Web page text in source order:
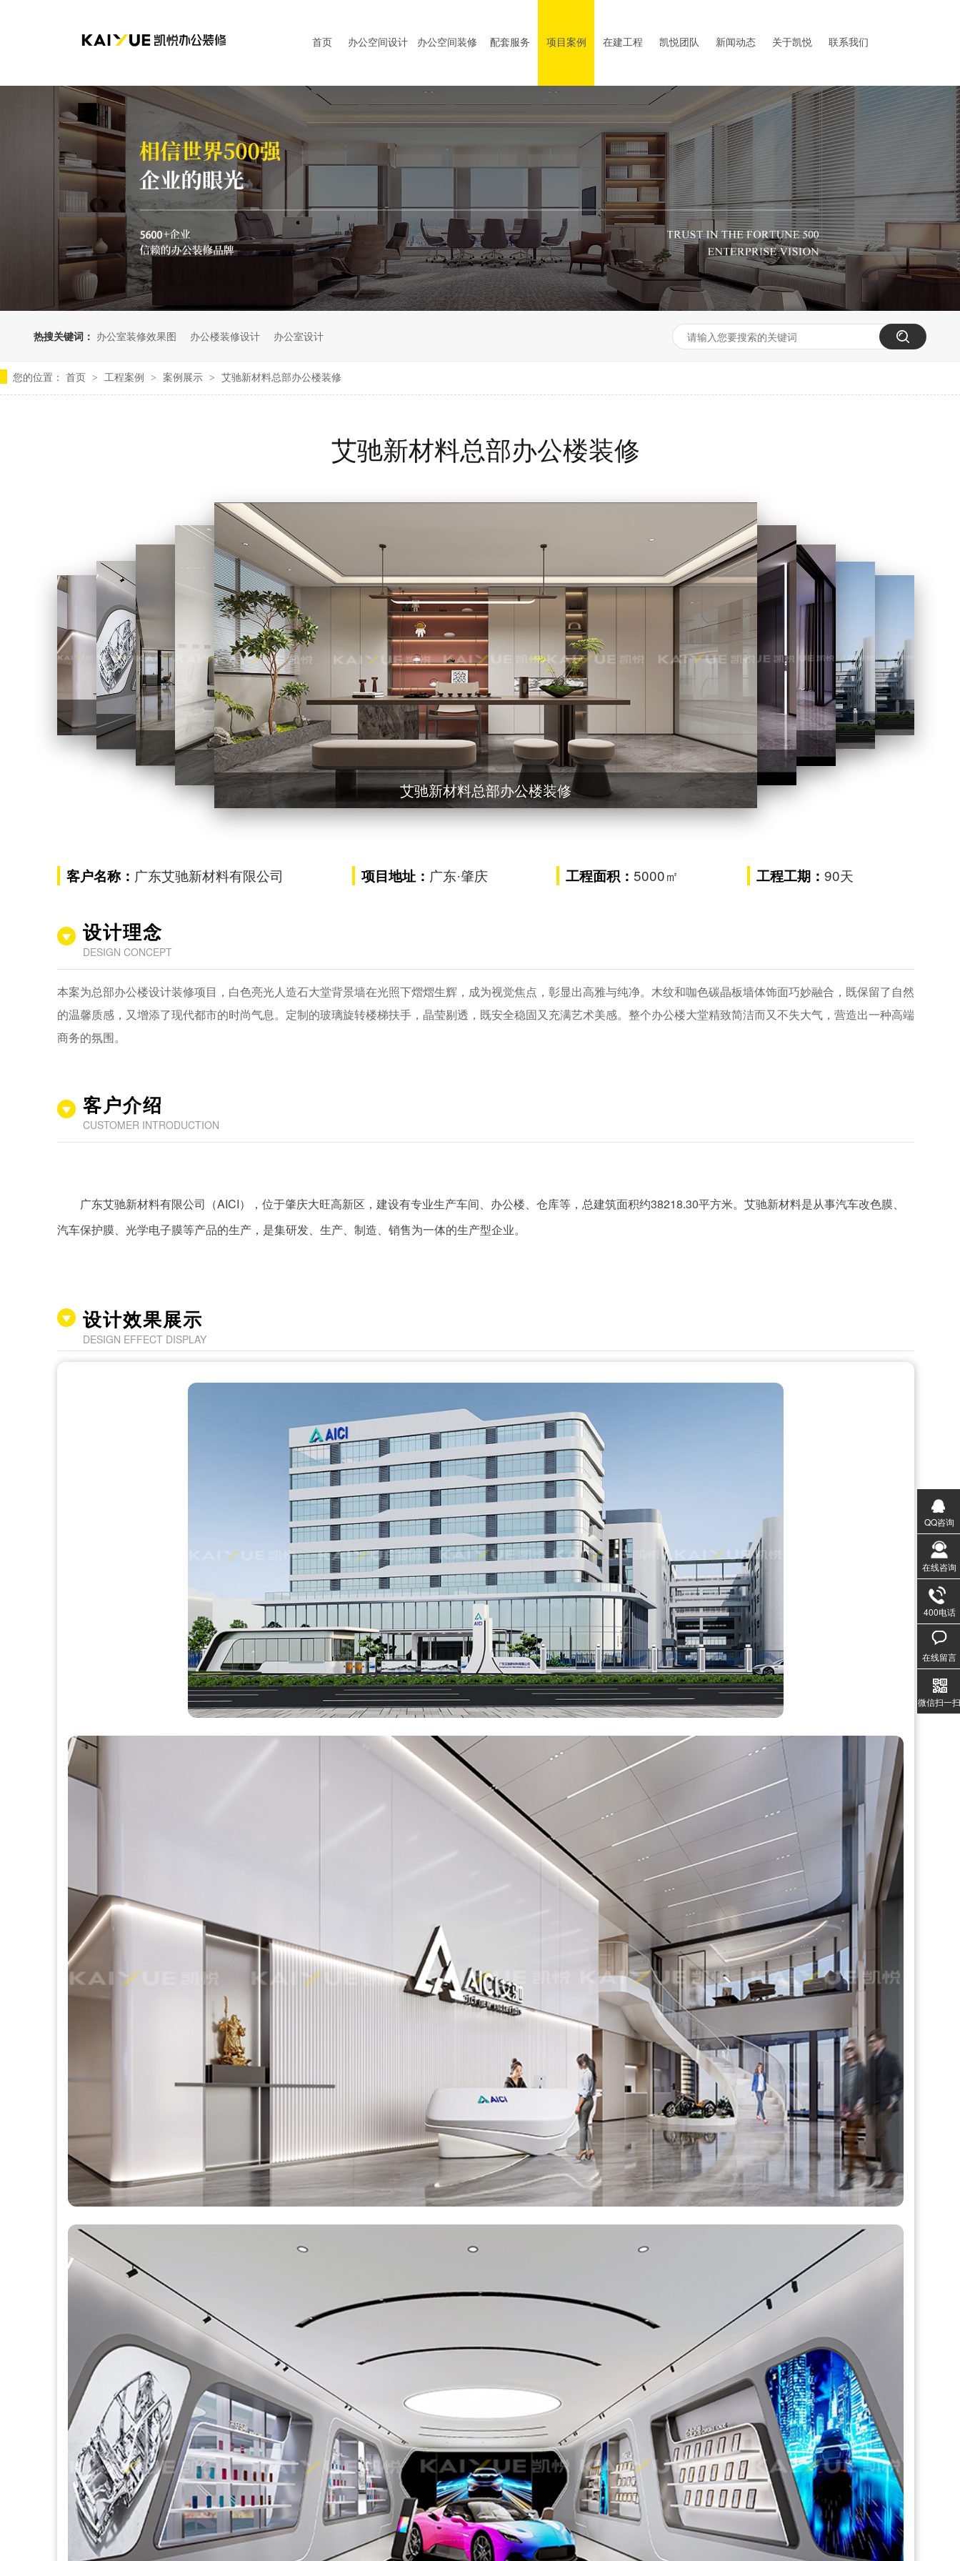
首页 办公空间设计 办公空间装修 配套服务 项目案例 在建工程 凯悦团队 新闻动态 关于凯悦 联系我们
热搜关键词： 办公室装修效果图 办公楼装修设计 办公室设计
您的位置： 首页 > 工程案例 > 案例展示 > 艾驰新材料总部办公楼装修
艾驰新材料总部办公楼装修
艾驰新材料总部办公楼装修
艾驰新材料总部办公楼装修
艾驰新材料总部办公楼装修
艾驰新材料总部办公楼装修
艾驰新材料总部办公楼装修
艾驰新材料总部办公楼装修
艾驰新材料总部办公楼装修
艾驰新材料总部办公楼装修
艾驰新材料总部办公楼装修
客户名称： 广东艾驰新材料有限公司 项目地址： 广东·肇庆 工程面积： 5000㎡ 工程工期： 90天
设计理念
DESIGN CONCEPT
本案为总部办公楼设计装修项目，白色亮光人造石大堂背景墙在光照下熠熠生辉，成为视觉焦点，彰显出高雅与纯净。木纹和咖色碳晶板墙体饰面巧妙融合，既保留了自然
的温馨质感，又增添了现代都市的时尚气息。定制的玻璃旋转楼梯扶手，晶莹剔透，既安全稳固又充满艺术美感。整个办公楼大堂精致简洁而又不失大气，营造出一种高端
商务的氛围。
客户介绍
CUSTOMER INTRODUCTION
广东艾驰新材料有限公司（AICI），位于肇庆大旺高新区，建设有专业生产车间、办公楼、仓库等，总建筑面积约38218.30平方米。艾驰新材料是从事汽车改色膜、
汽车保护膜、光学电子膜等产品的生产，是集研发、生产、制造、销售为一体的生产型企业。
设计效果展示
DESIGN EFFECT DISPLAY
QQ咨询
在线咨询
400电话
020-
在线留言
微信扫一扫